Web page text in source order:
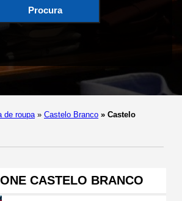
Procura
de roupa » Castelo Branco » Castelo
CASTELO BRANCO